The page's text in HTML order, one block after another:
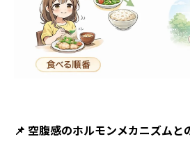
📌 空腹感のホルモンメカニズムと